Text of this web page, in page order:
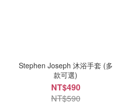
Stephen Joseph 沐浴手套 (多
款可選)
NT$490
NT$590